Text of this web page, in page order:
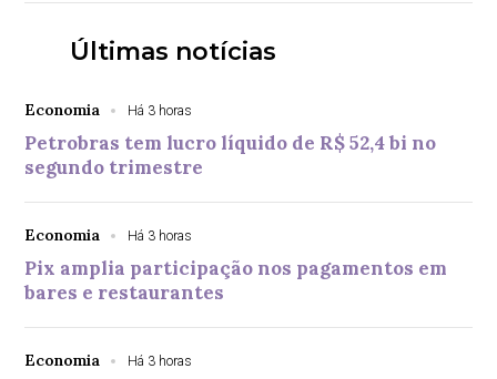
Últimas notícias
Economia Há 3 horas
Petrobras tem lucro líquido de R$ 52,4 bi no
segundo trimestre
Economia Há 3 horas
Pix amplia participação nos pagamentos em
bares e restaurantes
Economia Há 3 horas